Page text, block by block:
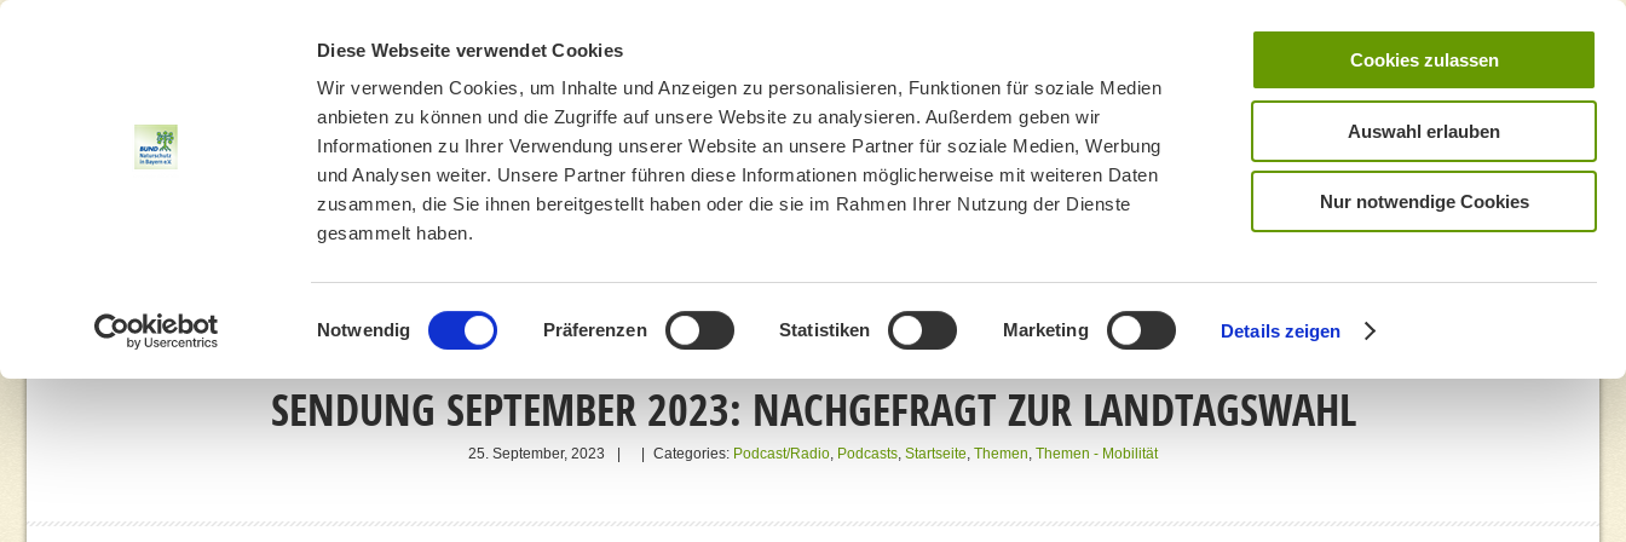
Diese Webseite verwendet Cookies
Wir verwenden Cookies, um Inhalte und Anzeigen zu personalisieren, Funktionen für soziale Medien
anbieten zu können und die Zugriffe auf unsere Website zu analysieren. Außerdem geben wir
Informationen zu Ihrer Verwendung unserer Website an unsere Partner für soziale Medien, Werbung
und Analysen weiter. Unsere Partner führen diese Informationen möglicherweise mit weiteren Daten
zusammen, die Sie ihnen bereitgestellt haben oder die sie im Rahmen Ihrer Nutzung der Dienste
gesammelt haben.
Einwilligungsauswahl
Notwendig Präferenzen Statistiken Marketing Details zeigen
Cookies zulassen
Auswahl erlauben
Nur notwendige Cookies
UMWELTBILDUNG UMWELTBERATUNG BN MÜNCHEN MITMACHEN SPENDEN
SENDUNG SEPTEMBER 2023: NACHGEFRAGT ZUR LANDTAGSWAHL
25. September, 2023 Categories: Podcast/Radio, Podcasts, Startseite, Themen, Themen - Mobilität